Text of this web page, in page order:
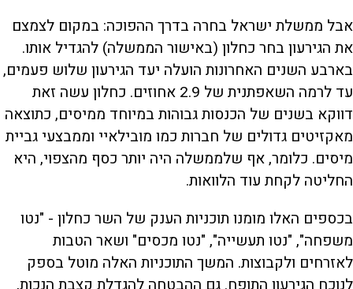
אבל ממשלת ישראל בחרה בדרך ההפוכה: במקום לצמצם
את הגירעון בחר כחלון (באישור הממשלה) להגדיל אותו.
בארבע השנים האחרונות הועלה יעד הגירעון שלוש פעמים,
עד לרמה השאפתנית של 2.9 אחוזים. כחלון עשה זאת
דווקא בשנים של הכנסות גבוהות במיוחד ממיסים, כתוצאה
מאקזיטים גדולים של חברות כמו מובילאיי וממבצעי גביית
מיסים. כלומר, אף שלממשלה היה יותר כסף מהצפוי, היא
החליטה לקחת עוד הלוואות.
בכספים האלו מומנו תוכניות הענק של השר כחלון - "נטו
משפחה", "נטו תעשייה", "נטו מכסים" ושאר הטבות
לאזרחים ולקבוצות. המשך התוכניות האלה מוטל בספק